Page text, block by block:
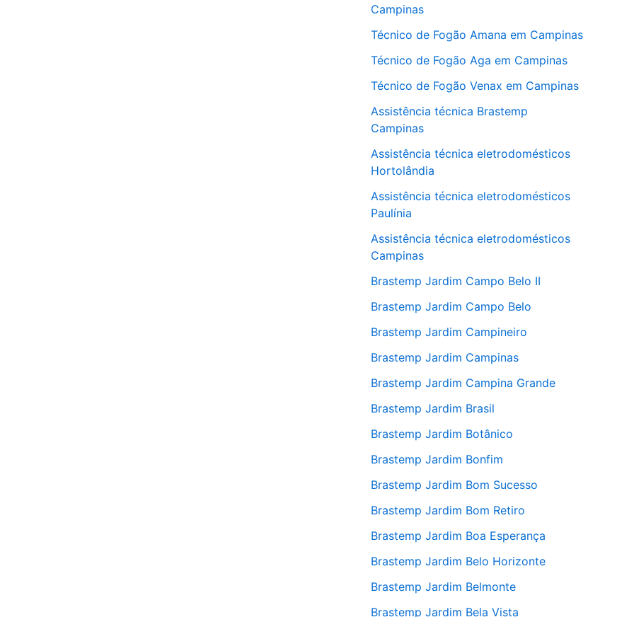
Campinas
Técnico de Fogão Amana em Campinas
Técnico de Fogão Aga em Campinas
Técnico de Fogão Venax em Campinas
Assistência técnica Brastemp
Campinas
Assistência técnica eletrodomésticos
Hortolândia
Assistência técnica eletrodomésticos
Paulínia
Assistência técnica eletrodomésticos
Campinas
Brastemp Jardim Campo Belo II
Brastemp Jardim Campo Belo
Brastemp Jardim Campineiro
Brastemp Jardim Campinas
Brastemp Jardim Campina Grande
Brastemp Jardim Brasil
Brastemp Jardim Botânico
Brastemp Jardim Bonfim
Brastemp Jardim Bom Sucesso
Brastemp Jardim Bom Retiro
Brastemp Jardim Boa Esperança
Brastemp Jardim Belo Horizonte
Brastemp Jardim Belmonte
Brastemp Jardim Bela Vista